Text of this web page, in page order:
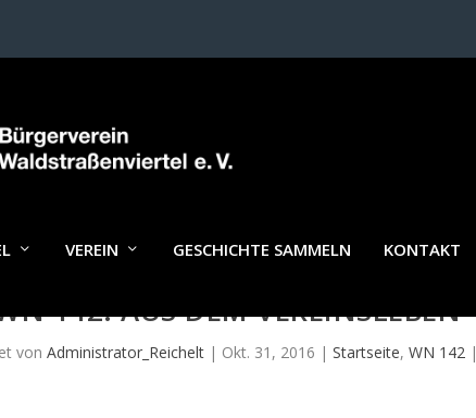
VEREIN GESCHICHTE SAMMELN KONTAKT
142: AUS DEM VEREINSLEBEN
von Administrator_Reichelt| Okt. 31, 2016 | Startseite, WN 142|